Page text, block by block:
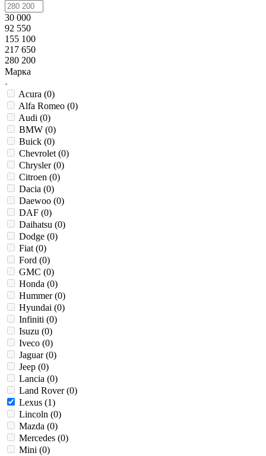
30 000
92 550
155 100
217 650
280 200
Марка
Acura (0)
Alfa Romeo (0)
Audi (0)
BMW (0)
Buick (0)
Chevrolet (0)
Chrysler (0)
Citroen (0)
Dacia (0)
Daewoo (0)
DAF (0)
Daihatsu (0)
Dodge (0)
Fiat (0)
Ford (0)
GMC (0)
Honda (0)
Hummer (0)
Hyundai (0)
Infiniti (0)
Isuzu (0)
Iveco (0)
Jaguar (0)
Jeep (0)
Lancia (0)
Land Rover (0)
Lexus (1)
Lincoln (0)
Mazda (0)
Mercedes (0)
Mini (0)